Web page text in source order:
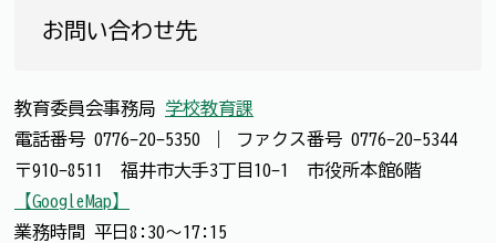
お問い合わせ先
教育委員会事務局 学校教育課
電話番号 0776-20-5350 ファクス番号 0776-20-5344
〒910-8511 福井市大手3丁目10-1 市役所本館6階
【GoogleMap】
業務時間 平日8:30～17:15